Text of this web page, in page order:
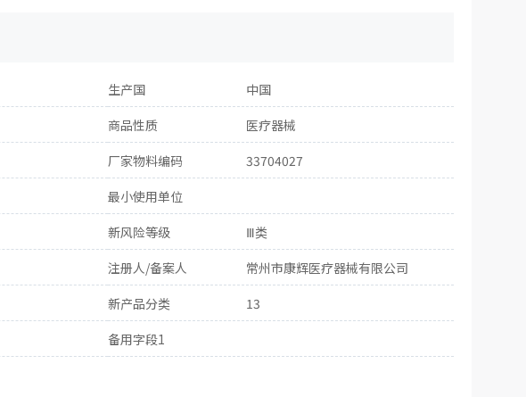
生产国
中国
商品性质
医疗器械
厂家物料编码
33704027
最小使用单位
新风险等级
Ⅲ类
注册人/备案人
常州市康辉医疗器械有限公司
新产品分类
13
备用字段1